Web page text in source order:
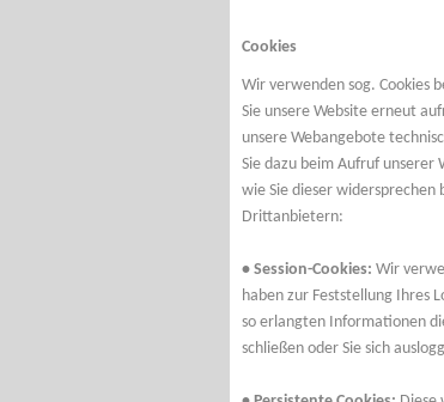
Cookies
Wir verwenden sog. Cookies
Sie unsere Website erneut
unsere Webangebote
Sie dazu beim Aufruf unserer
wie Sie dieser widersprechen
Drittanbietern:
• Session-Cookies: Wir
haben zur Feststellung Ihres
so erlangten Informationen
schließen oder Sie sich